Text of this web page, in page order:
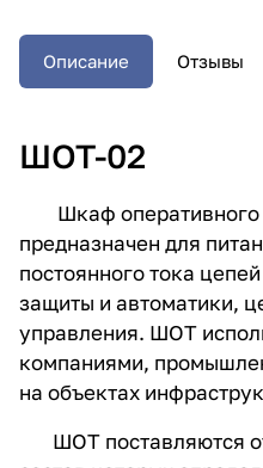
сигнализации и управления.
Устройства ШОТ-02
применяются во всех типах
напряжением постоянного
тока устройств РЗ и А, цепей
а так же для питания
лабораторного
в науке и медицине и любых
других потребителей
выпрямленного постоянного
напряжения во всех
областях промышленности и
жилищного хозяйства.
Описание Отзывы
ШОТ-02
Шкаф оперативного
предназначен для
постоянного тока
защиты и автоматики,
управления. ШОТ
компаниями,
на объектах
ШОТ поставляются